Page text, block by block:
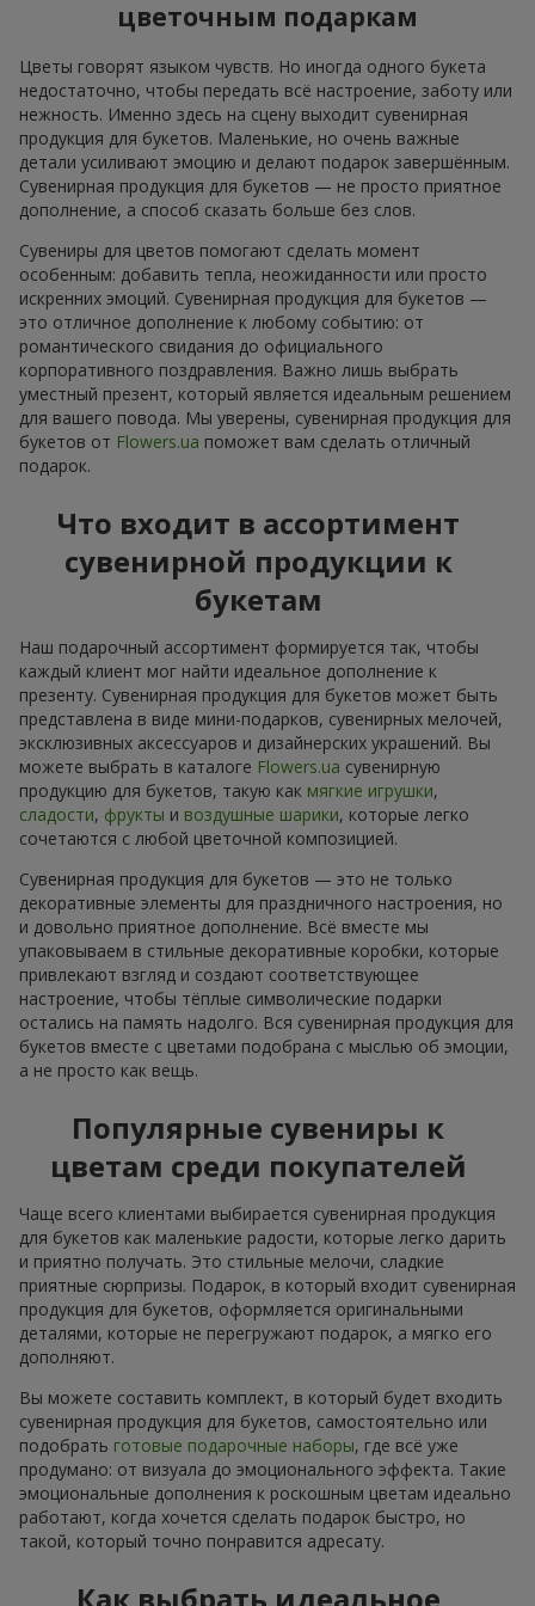
цветочным подаркам
Цветы говорят языком чувств. Но иногда одного букета
недостаточно, чтобы передать всё настроение, заботу или
нежность. Именно здесь на сцену выходит сувенирная
продукция для букетов. Маленькие, но очень важные
детали усиливают эмоцию и делают подарок завершённым.
Сувенирная продукция для букетов — не просто приятное
дополнение, а способ сказать больше без слов.
Сувениры для цветов помогают сделать момент
особенным: добавить тепла, неожиданности или просто
искренних эмоций. Сувенирная продукция для букетов —
это отличное дополнение к любому событию: от
романтического свидания до официального
корпоративного поздравления. Важно лишь выбрать
уместный презент, который является идеальным решением
для вашего повода. Мы уверены, сувенирная продукция для
букетов от Flowers.ua поможет вам сделать отличный
подарок.
Что входит в ассортимент
сувенирной продукции к
букетам
Наш подарочный ассортимент формируется так, чтобы
каждый клиент мог найти идеальное дополнение к
презенту. Сувенирная продукция для букетов может быть
представлена в виде мини-подарков, сувенирных мелочей,
эксклюзивных аксессуаров и дизайнерских украшений. Вы
можете выбрать в каталоге Flowers.ua сувенирную
продукцию для букетов, такую как мягкие игрушки,
сладости, фрукты и воздушные шарики, которые легко
сочетаются с любой цветочной композицией.
Сувенирная продукция для букетов — это не только
декоративные элементы для праздничного настроения, но
и довольно приятное дополнение. Всё вместе мы
упаковываем в стильные декоративные коробки, которые
привлекают взгляд и создают соответствующее
настроение, чтобы тёплые символические подарки
остались на память надолго. Вся сувенирная продукция для
букетов вместе с цветами подобрана с мыслью об эмоции,
а не просто как вещь.
Популярные сувениры к
цветам среди покупателей
Чаще всего клиентами выбирается сувенирная продукция
для букетов как маленькие радости, которые легко дарить
и приятно получать. Это стильные мелочи, сладкие
приятные сюрпризы. Подарок, в который входит сувенирная
продукция для букетов, оформляется оригинальными
деталями, которые не перегружают подарок, а мягко его
дополняют.
Вы можете составить комплект, в который будет входить
сувенирная продукция для букетов, самостоятельно или
подобрать готовые подарочные наборы, где всё уже
продумано: от визуала до эмоционального эффекта. Такие
эмоциональные дополнения к роскошным цветам идеально
работают, когда хочется сделать подарок быстро, но
такой, который точно понравится адресату.